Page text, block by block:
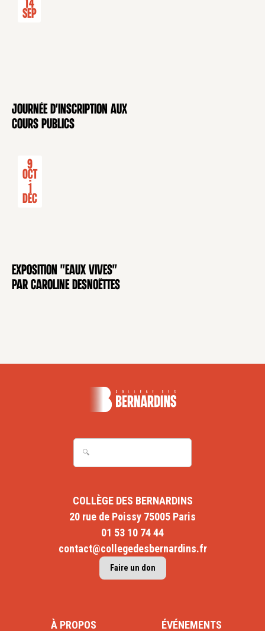
CONFÉRENCE
14
Sep
Journée d'inscription aux
cours publics
EXPOSITION
9
Oct
-
1
Déc
Exposition "Eaux Vives"
par Caroline Desnoëttes
COLLÈGE DES BERNARDINS
20 rue de Poissy 75005 Paris
01 53 10 74 44
contact@collegedesbernardins.fr
Faire un don
À PROPOS ÉVÉNEMENTS